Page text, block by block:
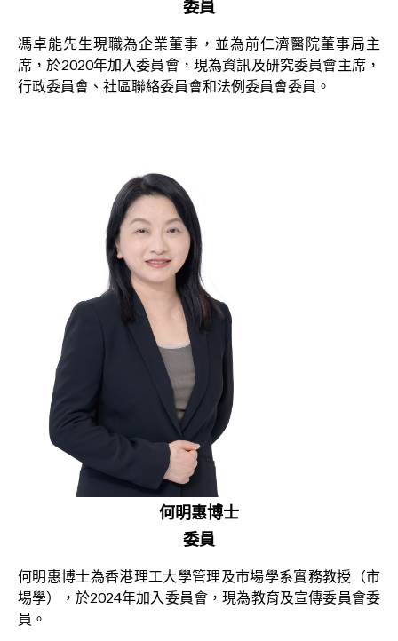
委員
馮卓能先生現職為企業董事，並為前仁濟醫院董事局主
席，於2020年加入委員會，現為資訊及研究委員會主席，
行政委員會、社區聯絡委員會和法例委員會委員。
何明惠博士
委員
何明惠博士為香港理工大學管理及市場學系實務教授（市
場學），於2024年加入委員會，現為教育及宣傳委員會委
員。